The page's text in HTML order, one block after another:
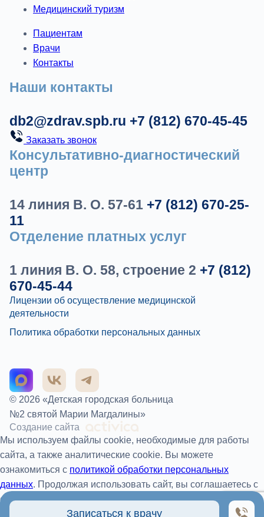
Записаться к врачу
Медицинский туризм
Пациентам
Врачи
Контакты
Наши контакты
db2@zdrav.spb.ru +7 (812) 670-45-45
Заказать звонок
Консультативно-диагностический
центр
14 линия В. О. 57-61 +7 (812) 670-25-
11
Отделение платных услуг
1 линия В. О. 58, строение 2 +7 (812)
670-45-44
Лицензии об осуществление медицинской
деятельности
Политика обработки персональных данных
© 2026 «Детская городская больница
№2 святой Марии Магдалины»
Создание сайта
Мы используем файлы cookie, необходимые для работы
сайта, а также аналитические cookie. Вы можете
ознакомиться с политикой обработки персональных
данных. Продолжая использовать сайт, вы соглашаетесь с
обработкой файлов cookie.